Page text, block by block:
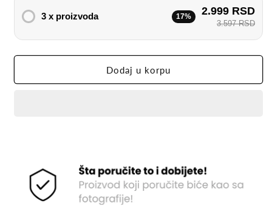
3 x proizvoda 17% 2.999 RSD
3.597 RSD
Dodaj u korpu